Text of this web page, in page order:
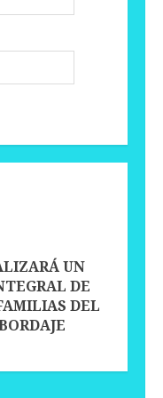
UN
DE
DEL
0